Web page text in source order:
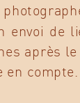
envoi de
après
en compte.